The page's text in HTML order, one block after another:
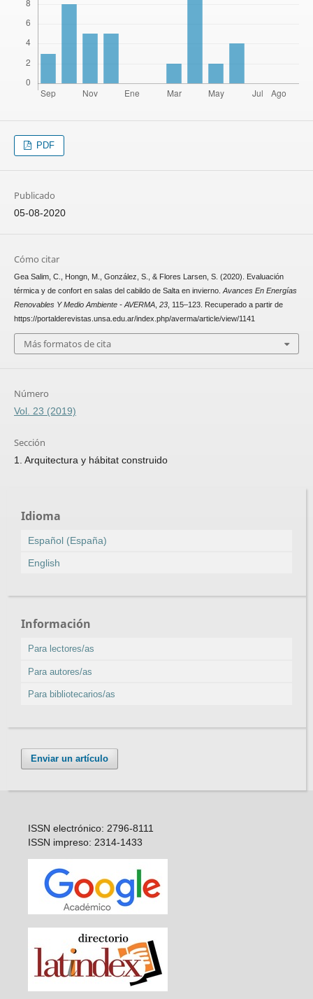
PDF
Publicado
05-08-2020
Cómo citar
Gea Salim, C., Hongn, M., González, S., & Flores Larsen, S. (2020). Evaluación
térmica y de confort en salas del cabildo de Salta en invierno. Avances En Energías
Renovables Y Medio Ambiente - AVERMA, 23, 115–123. Recuperado a partir de
https://portalderevistas.unsa.edu.ar/index.php/averma/article/view/1141
Más formatos de cita
Número
Vol. 23 (2019)
Sección
1. Arquitectura y hábitat construido
Idioma
Español (España)
English
Información
Para lectores/as
Para autores/as
Para bibliotecarios/as
Enviar un artículo
ISSN electrónico: 2796-8111
ISSN impreso: 2314-1433